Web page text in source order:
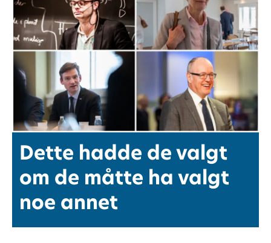
Dette hadde de valgt
om de måtte ha valgt
noe annet